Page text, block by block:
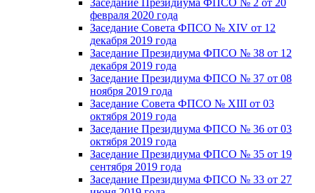
февраля 2020 года
Заседание Совета ФПСО № XIV от 12
декабря 2019 года
Заседание Президиума ФПСО № 38 от 12
декабря 2019 года
Заседание Президиума ФПСО № 37 от 08
ноября 2019 года
Заседание Совета ФПСО № XIII от 03
октября 2019 года
Заседание Президиума ФПСО № 36 от 03
октября 2019 года
Заседание Президиума ФПСО № 35 от 19
сентября 2019 года
Заседание Президиума ФПСО № 33 от 27